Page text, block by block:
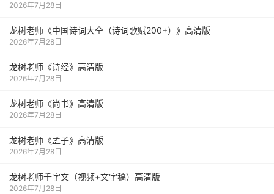
2026年7月28日
龙树老师《中国诗词大全（诗词歌赋200+）》高清版
2026年7月28日
龙树老师《诗经》高清版
2026年7月28日
龙树老师《尚书》高清版
2026年7月28日
龙树老师《孟子》高清版
2026年7月28日
龙树老师千字文（视频+文字稿）高清版
2026年7月28日